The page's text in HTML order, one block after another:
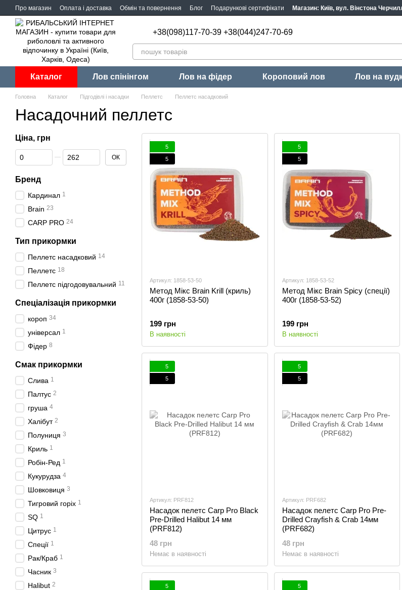
Перейти до основного контенту
Про магазин Оплата і доставка Обмін та повернення Блог Подарункові сертифікати Магазин: Київ, вул. Вінстона
+38(098)117-70-39 +38(044)247-70-69
Каталог Лов спінінгом Лов на фідер Короповий лов Лов на
Головна Каталог Підгодівлі і насадки Пеллетс Пеллетс насадковий
Насадочний пеллетс
5
5
Артикул: 1858-53-50
Метод Мікс Brain Krill (криль)
400г (1858-53-50)
199 грн
В наявності
5
5
Артикул: 1858-53-52
Метод Мікс Brain Spicy (спеції)
400г (1858-53-52)
199 грн
В наявності
5
5
Артикул: PRF812
Насадок пелетс Carp Pro Black
Pre-Drilled Halibut 14 мм
(PRF812)
48 грн
Немає в наявності
5
5
Артикул: PRF682
Насадок пелетс Carp Pro Pre-
Drilled Crayfish & Crab 14мм
(PRF682)
48 грн
Немає в наявності
5
5
Ціна, грн
Від Ціна, грн
До Ціна, грн ОК
Бренд
Кардинал 1
Brain 23
CARP PRO 24
Тип прикормки
Пеллетс насадковий 14
Пеллетс 18
Пеллетс підгодовувальний 11
Спеціалізація прикормки
короп 34
універсал 1
Фідер 8
Смак прикормки
Слива 1
Палтус 2
груша 4
Халібут 2
Полуниця 3
Криль 1
Робін-Ред 1
Кукурудза 4
Шовковиця 3
Тигровий горіх 1
SQ 1
Цитрус 1
Спеції 1
Рак/Краб 1
Часник 3
Halibut 2